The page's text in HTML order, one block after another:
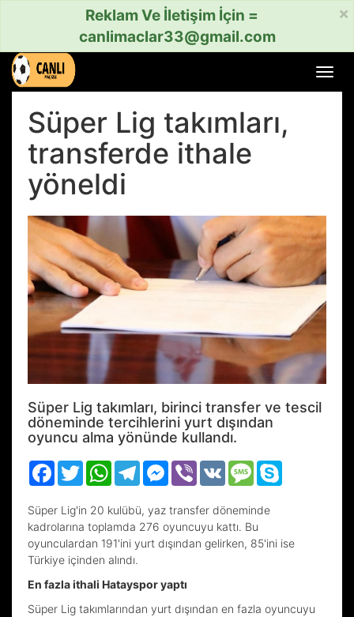
×
Reklam Ve İletişim İçin =
canlimaclar33@gmail.com
aç
Süper Lig takımları,
transferde ithale
yöneldi
Süper Lig takımları, birinci transfer ve tescil
döneminde tercihlerini yurt dışından
oyuncu alma yönünde kullandı.
Facebook
TwitterWhatsAppTelegramMessenger
Viber VK Message
Süper Lig'in 20 kulübü, yaz transfer döneminde
kadrolarına toplamda 276 oyuncuyu kattı. Bu
oyunculardan 191'ini yurt dışından gelirken, 85'ini ise
Türkiye içinden alındı.
En fazla ithali Hatayspor yaptı
Süper Lig takımlarından yurt dışından en fazla oyuncuyu